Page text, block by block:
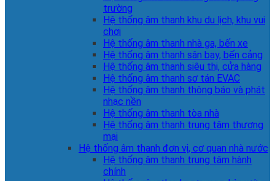
trường
Hệ thống âm thanh khu du lịch, khu vui
chơi
Hệ thống âm thanh nhà ga, bến xe
Hệ thống âm thanh sân bay, bến cảng
Hệ thống âm thanh siêu thị, cửa hàng
Hệ thống âm thanh sơ tán EVAC
Hệ thống âm thanh thông báo và phát
nhạc nền
Hệ thống âm thanh tòa nhà
Hệ thống âm thanh trung tâm thương
mại
Hệ thống âm thanh đơn vị, cơ quan nhà nước
Hệ thống âm thanh trung tâm hành
chính